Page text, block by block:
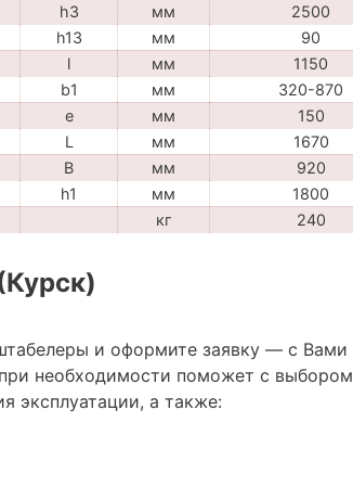
h3 мм
2500
h13 мм
90
l мм
1150
b1 мм
320-870
e мм
150
L мм
1670
B мм
920
h1 мм
1800
кг 240
и оформите заявку — с Вами
необходимости поможет с выбором
эксплуатации, а также: